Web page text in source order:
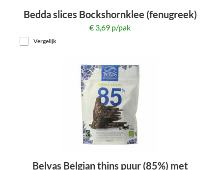
Bedda slices Bockshornklee (fenugreek)
150g
€ 3,69 p/pak
Vergelijk
Belvas Belgian thins puur (85%) met